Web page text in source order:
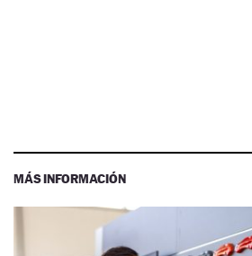
MÁS INFORMACIÓN